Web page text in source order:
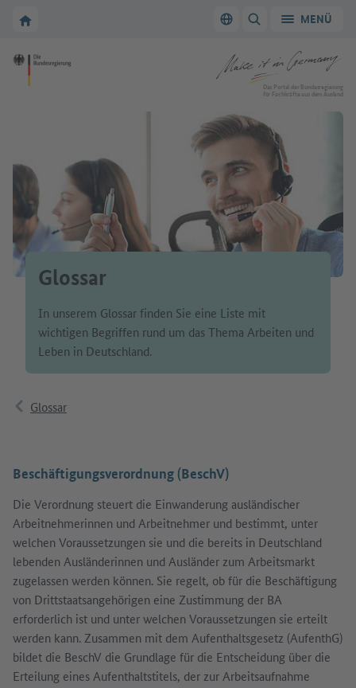
Zur Startseite von Make it in Germany Sprache wechseln
SUCHE ANZEIGEN/
MENÜ
Zur Startseite von Make it in GermanyDas Portal der Bundesregierung
für Fachkräfte aus dem Ausland
Glossar
In unserem Glossar finden Sie eine Liste mit
wichtigen Begriffen rund um das Thema Arbeiten und
Leben in Deutschland.
Glossar
Beschäftigungsverordnung (BeschV)
Die Verordnung steuert die Einwanderung ausländischer
Arbeitnehmerinnen und Arbeitnehmer und bestimmt, unter
welchen Voraussetzungen sie und die bereits in Deutschland
lebenden Ausländerinnen und Ausländer zum Arbeitsmarkt
zugelassen werden können. Sie regelt, ob für die Beschäftigung
von Drittstaatsangehörigen eine Zustimmung der BA
erforderlich ist und unter welchen Voraussetzungen sie erteilt
werden kann. Zusammen mit dem Aufenthaltsgesetz (AufenthG)
bildet die BeschV die Grundlage für die Entscheidung über die
Erteilung eines Aufenthaltstitels, der zur Arbeitsaufnahme